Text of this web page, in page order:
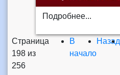
Подробнее...
Страница
198 из
256
В
начало
Назад